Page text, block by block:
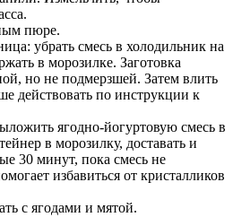
пюре.
убрать смесь в холодильник на
в морозилке. Заготовка
но не подмерзшей. Затем влить
действовать по инструкции к
ягодно-йогуртовую смесь в
в морозилку, доставать и
30 минут, пока смесь не
избавиться от кристалликов
с ягодами и мятой.